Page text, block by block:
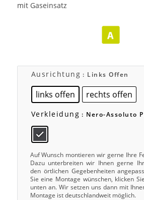
mit Gaseinsatz
Ausrichtung : Links Offen
links offen rechts offen
Verkleidung : Nero-Assoluto
Auf Wunsch montieren wir gerne Ihre
Dazu unterbreiten wir Ihnen gerne
den örtlichen Gegebenheiten
Sie eine Montage wünschen, klicken
unten an. Wir setzen uns dann mit
Montage ist deutschlandweit möglich.